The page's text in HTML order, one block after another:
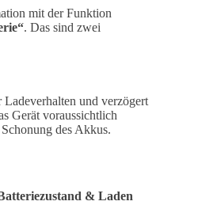
mit der Funktion
. Das sind zwei
und verzögert
Gerät voraussichtlich
des Akkus.
& Laden